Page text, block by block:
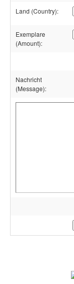
Land (Country):
Exemplare
(Amount):
Nachricht
(Message):